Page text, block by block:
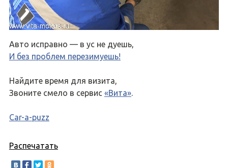
Авто исправно — в ус не дуешь,
И без проблем перезимуешь!
Найдите время для визита,
Звоните смело в сервис «Вита».
Car-a-puzz
Распечатать